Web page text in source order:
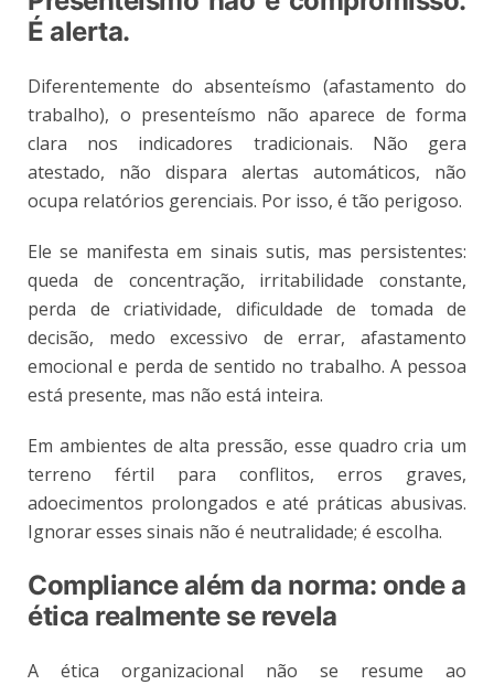
É alerta.
Diferentemente do absenteísmo (afastamento do
trabalho), o presenteísmo não aparece de forma
clara nos indicadores tradicionais. Não gera
atestado, não dispara alertas automáticos, não
ocupa relatórios gerenciais. Por isso, é tão perigoso.
Ele se manifesta em sinais sutis, mas persistentes:
queda de concentração, irritabilidade constante,
perda de criatividade, dificuldade de tomada de
decisão, medo excessivo de errar, afastamento
emocional e perda de sentido no trabalho. A pessoa
está presente, mas não está inteira.
Em ambientes de alta pressão, esse quadro cria um
terreno fértil para conflitos, erros graves,
adoecimentos prolongados e até práticas abusivas.
Ignorar esses sinais não é neutralidade; é escolha.
Compliance além da norma: onde a
ética realmente se revela
A ética organizacional não se resume ao